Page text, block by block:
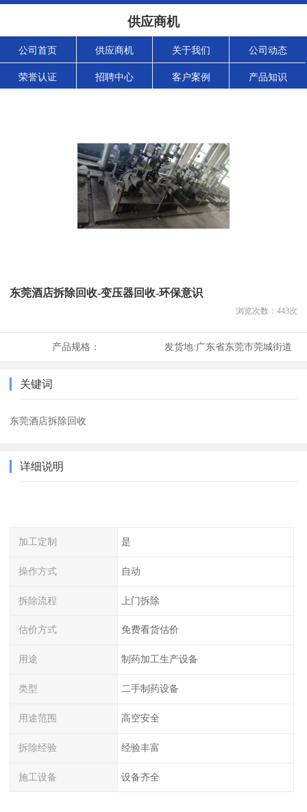
供应商机
公司首页 供应商机 关于我们 公司动态
荣誉认证 招聘中心 客户案例 产品知识
东莞酒店拆除回收-变压器回收-环保意识
浏览次数： 443次
产品规格： 发货地:广东省东莞市莞城街道
关键词
东莞酒店拆除回收
详细说明
加工定制 是
操作方式 自动
拆除流程 上门拆除
估价方式 免费看货估价
用途 制药加工生产设备
类型 二手制药设备
用途范围 高空安全
拆除经验 经验丰富
施工设备 设备齐全